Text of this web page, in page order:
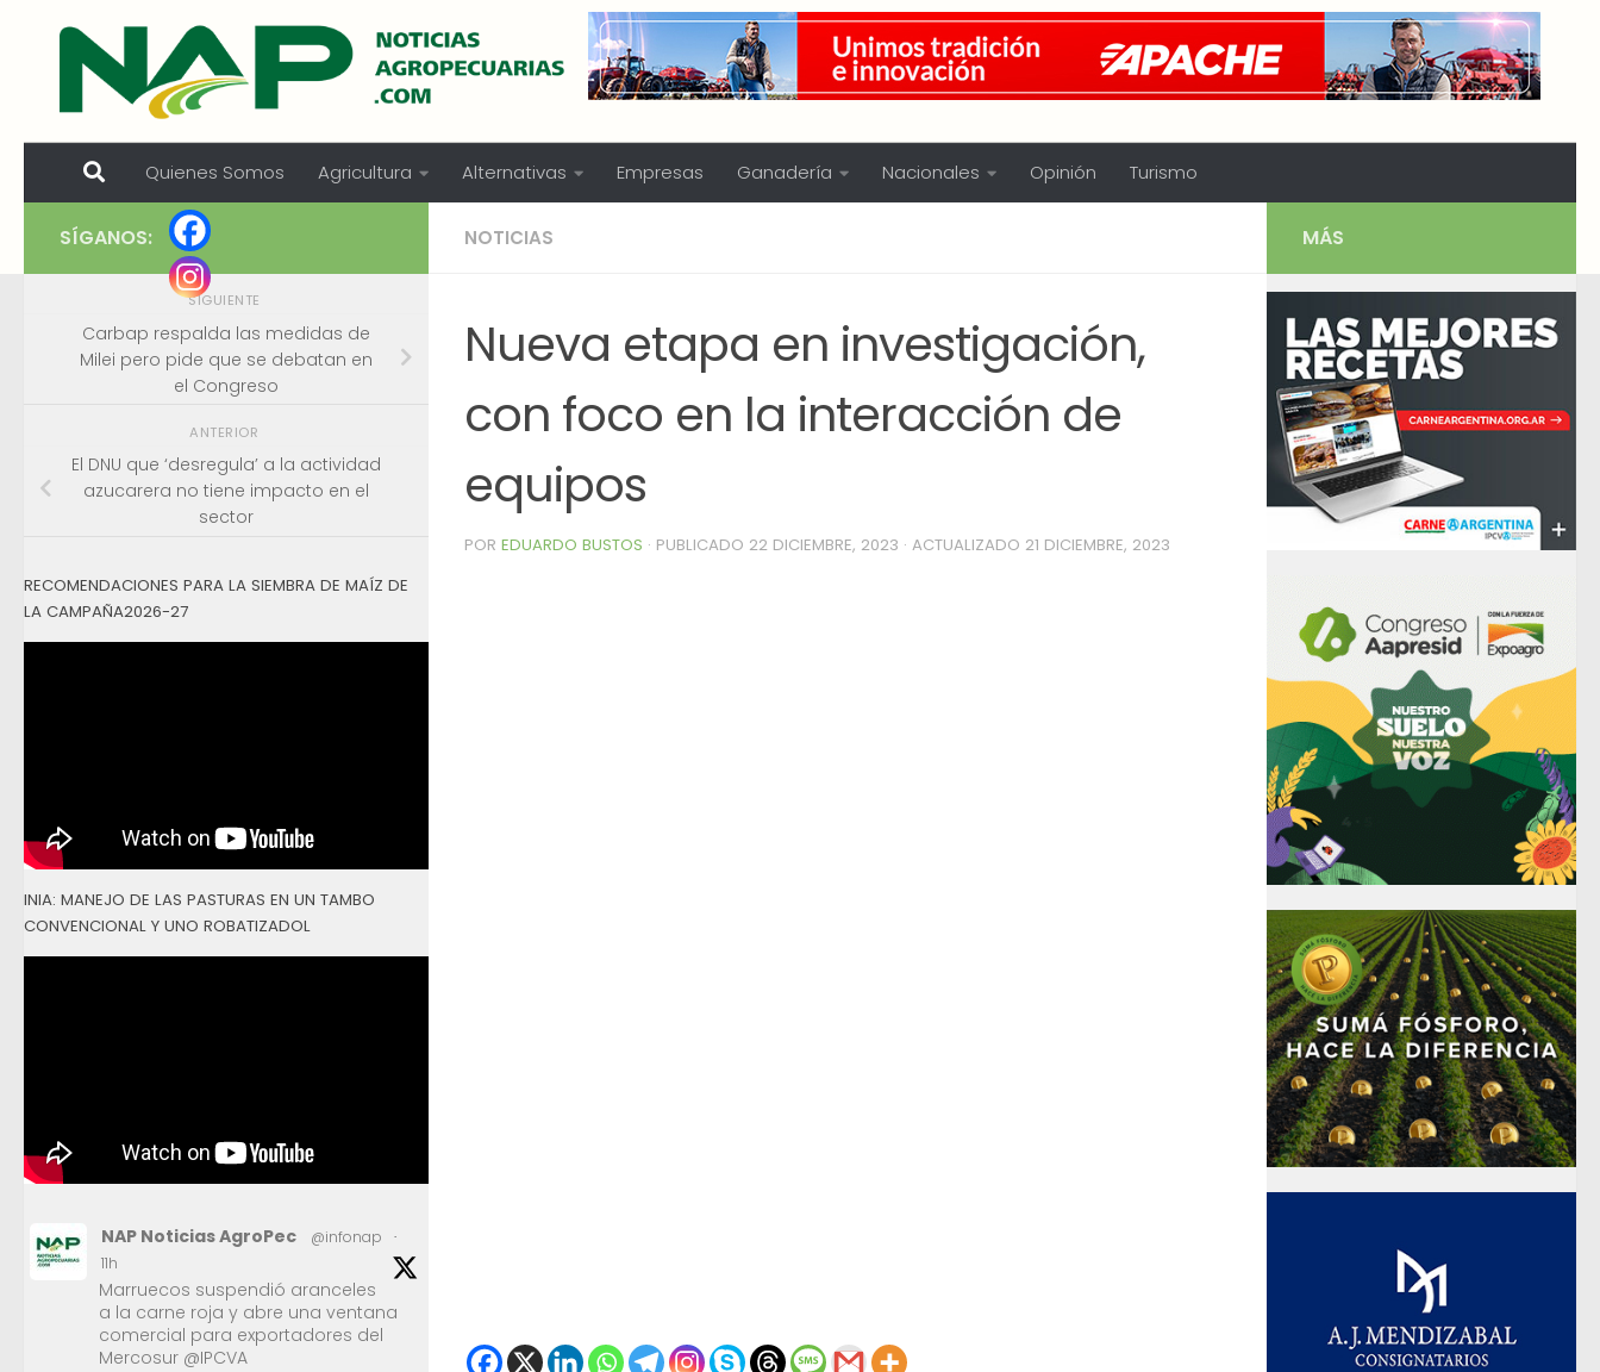
Skip to content
Quienes Somos Agricultura Alternativas Empresas Ganadería Nacionales Opinión Turismo
NOTICIAS
Nueva etapa en investigación,
con foco en la interacción de
equipos
POR EDUARDO BUSTOS · PUBLICADO 22 DICIEMBRE, 2023 · ACTUALIZADO 21 DICIEMBRE, 2023
SÍGANOS:
SIGUIENTE
Carbap respalda las medidas de
Milei pero pide que se debatan en
el Congreso
ANTERIOR
El DNU que ‘desregula’ a la actividad
azucarera no tiene impacto en el
sector
RECOMENDACIONES PARA LA SIEMBRA DE MAÍZ DE
LA CAMPAÑA2026-27
INIA: MANEJO DE LAS PASTURAS EN UN TAMBO
CONVENCIONAL Y UNO ROBATIZADOL
NAP Noticias AgroPec @infonap
·
11h
Marruecos suspendió aranceles
a la carne roja y abre una ventana
comercial para exportadores del
Mercosur @IPCVA
MÁS